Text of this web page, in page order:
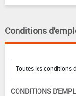
Conditions
CONDITIONS